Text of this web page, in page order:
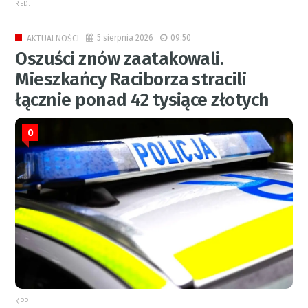
RED.
AKTUALNOŚCI 5 sierpnia 2026 09:50
Oszuści znów zaatakowali.
Mieszkańcy Raciborza stracili
łącznie ponad 42 tysiące złotych
0
KPP